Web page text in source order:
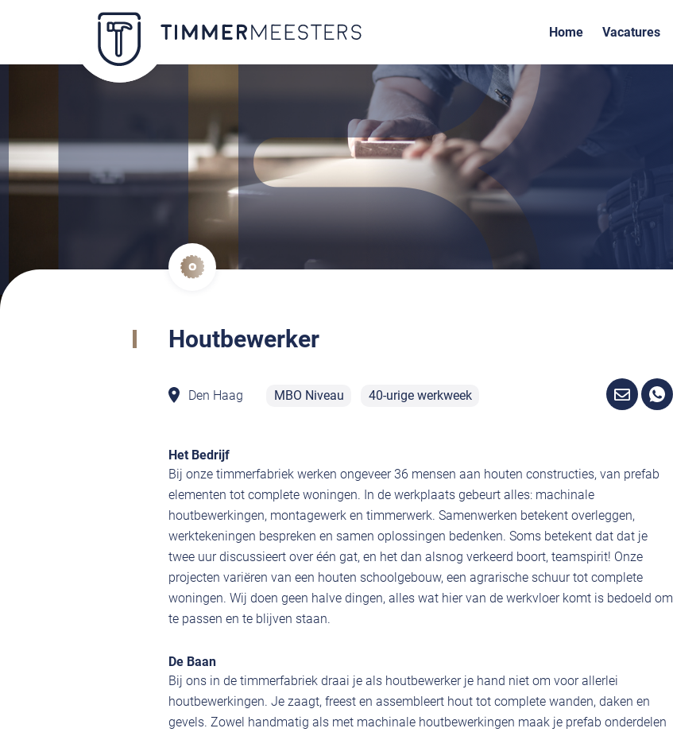
Home Vacatures
Houtbewerker
Den Haag MBO Niveau 40-urige werkweek
Het Bedrijf
Bij onze timmerfabriek werken ongeveer 36 mensen aan houten constructies, van prefab
elementen tot complete woningen. In de werkplaats gebeurt alles: machinale
houtbewerkingen, montagewerk en timmerwerk. Samenwerken betekent overleggen,
werktekeningen bespreken en samen oplossingen bedenken. Soms betekent dat dat je
twee uur discussieert over één gat, en het dan alsnog verkeerd boort, teamspirit! Onze
projecten variëren van een houten schoolgebouw, een agrarische schuur tot complete
woningen. Wij doen geen halve dingen, alles wat hier van de werkvloer komt is bedoeld om
te passen en te blijven staan.
De Baan
Bij ons in de timmerfabriek draai je als houtbewerker je hand niet om voor allerlei
houtbewerkingen. Je zaagt, freest en assembleert hout tot complete wanden, daken en
gevels. Zowel handmatig als met machinale houtbewerkingen maak je prefab onderdelen